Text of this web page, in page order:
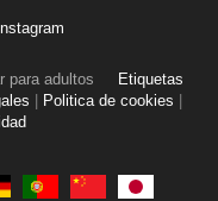
Instagram
para adultos
Etiquetas
Politica de cookies